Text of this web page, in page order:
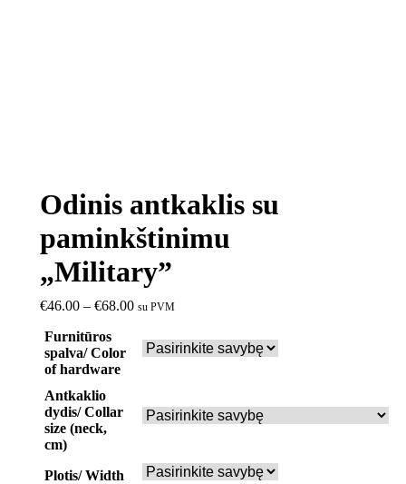
Odinis antkaklis su
paminkštinimu
„Military”
€46.00 – €68.00 su PVM
Furnitūros
spalva/ Color
of hardware
Antkaklio
dydis/ Collar
size (neck,
cm)
Plotis/ Width